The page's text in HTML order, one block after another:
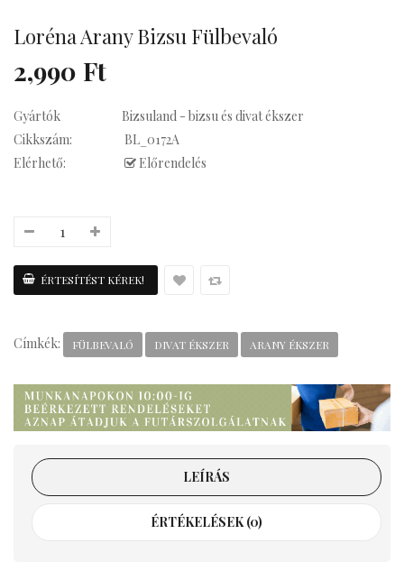
Statement
Loréna Arany Bizsu Fülbevaló
2,990 Ft
Gyártók
Bizsuland - bizsu és divat ékszer
Cikkszám:
BL_0172A
Elérhető:
Előrendelés
Címkék: FÜLBEVALÓ DIVAT ÉKSZER ARANY ÉKSZER
LEÍRÁS
ÉRTÉKELÉSEK (0)